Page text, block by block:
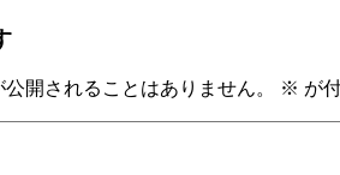
開されることはありません。 ※ が